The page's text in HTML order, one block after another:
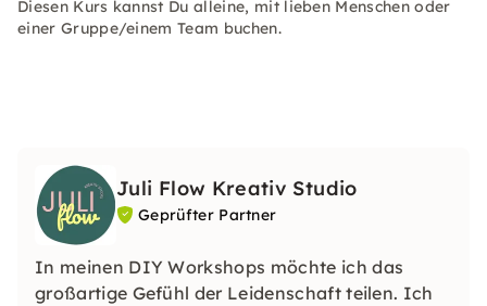
Diesen Kurs kannst Du alleine, mit lieben Menschen oder
einer Gruppe/einem Team buchen.
Juli Flow Kreativ Studio
Geprüfter Partner
In meinen DIY Workshops möchte ich das
großartige Gefühl der Leidenschaft teilen. Ich